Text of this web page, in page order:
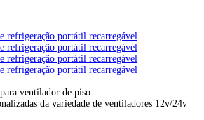
refrigeração portátil recarregável
refrigeração portátil recarregável
refrigeração portátil recarregável
refrigeração portátil recarregável